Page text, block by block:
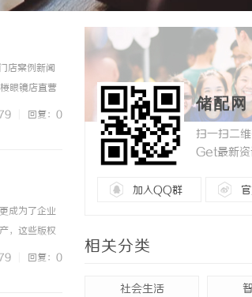
店案例新闻
眼镜店直营
60%优
回复：0
成为了企业
，这些版权
，将“IP”变
回复：0
储配网
扫一扫二
Get最新资
加入QQ群
相关分类
社会生活